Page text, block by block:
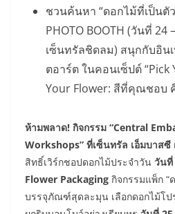
ชวนค้นหา “ดอกไม้ที่เป็นตั
PHOTO BOOTH (วันที่ 24
เซ็นทรัลชิดลม) สนุกกับอิน
ตอาร์ต ในคอนเซ็ปต์ “Pick
Your Flower: สีที่คุณชอบ
ห้ามพลาด! กิจกรรม “Central
Workshops” ที่เซ็นทรัล เอ็มบาสซี
สิทธิ์เวิร์กชอปดอกไม้ประจำวัน วันที่
Flower Packaging กิจกรรมแพ็ก “
บรรจุภัณฑ์สุดละมุน เลือกดอกไม้โป